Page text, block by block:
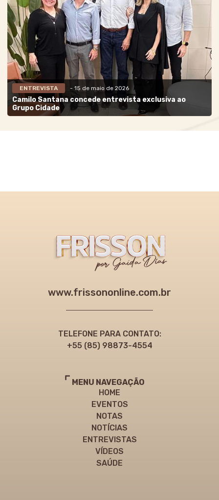
ENTREVISTA - 15 de maio de 2026
Camilo Santana concede entrevista exclusiva ao
Grupo Cidade
www.frissononline.com.br
TELEFONE PARA CONTATO:
+55 (85) 98873-4554
MENU NAVEGAÇÃO
HOME
EVENTOS
NOTAS
NOTÍCIAS
ENTREVISTAS
VÍDEOS
SAÚDE